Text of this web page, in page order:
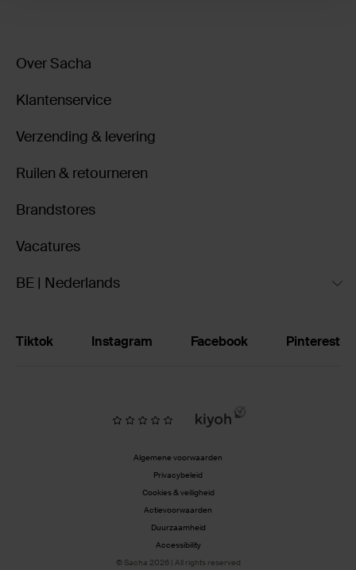
Over Sacha
Klantenservice
Verzending & levering
Ruilen & retourneren
Brandstores
Vacatures
BE | Nederlands
Tiktok Instagram Facebook Pinterest
Algemene voorwaarden
Privacybeleid
Cookies & veiligheid
Actievoorwaarden
Duurzaamheid
Accessibility
© Sacha 2026 | All rights reserved